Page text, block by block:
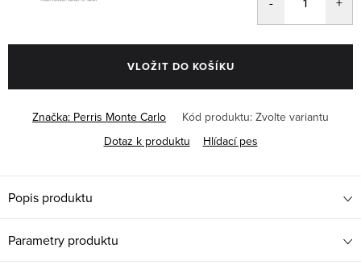
VLOŽIT DO KOŠÍKU
Značka: Perris Monte Carlo Kód produktu: Zvolte variantu
Dotaz k produktu
Hlídací pes
Popis produktu
Parametry produktu